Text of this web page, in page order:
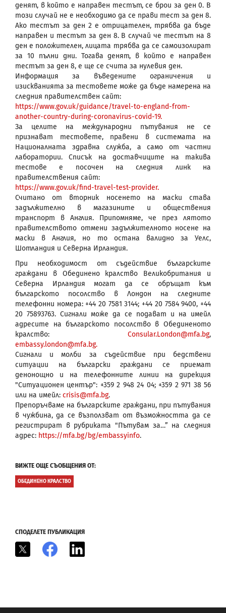
денят, в който е направен тестът, се брои за ден 0. В
този случай не е необходимо да се прави тест за ден 8.
Ако тестът за ден 2 е отрицателен, трябва да бъде
направен и тестът за ден 8. В случай че тестът на 8
ден е положителен, лицата трябва да се самоизолират
за 10 пълни дни. Тогава денят, в който е направен
тестът за ден 8, е ще се счита за нулевия ден.
Информация за въведените ограничения и
изискванията за тестовете може да бъде намерена на
следния правителствен сайт:
https://www.gov.uk/guidance/travel-to-england-from-
another-country-during-coronavirus-covid-19.
За целите на международни пътувания не се
признават тестовете, правени в системата на
Националната здравна служба, а само от частни
лаборатории. Списък на доставчиците на такива
тестове е посочен на следния линк на
правителствения сайт:
https://www.gov.uk/find-travel-test-provider.
Считано от вторник носенето на маски става
задължително в магазините и обществения
транспорт в Англия. Припомняме, че през лятото
правителството отмени задължителното носене на
маски в Англия, но то остана валидно за Уелс,
Шотландия и Северна Ирландия.
При необходимост от съдействие българските
граждани в Обединено кралство Великобритания и
Северна Ирландия могат да се обръщат към
българското посолство в Лондон на следните
телефонни номера: +44 20 7581 3144; +44 20 7584 9400, +44
20 75893763. Сигнали може да се подават и на имейл
адресите на българското посолство в Обединеното
кралство: Consular.London@mfa.bg,
embassy.london@mfa.bg.
Сигнали и молби за съдействие при бедствени
ситуации на български граждани се приемат
денонощно и на телефонните линии на дирекция
"Ситуационен център": +359 2 948 24 04; +359 2 971 38 56
или на имейл: crisis@mfa.bg.
Препоръчваме на българските граждани, при пътувания
в чужбина, да се възползват от възможността да се
регистрират в рубриката "Пътувам за…” на следния
адрес: https://mfa.bg/bg/embassyinfo.
ВИЖТЕ ОЩЕ СЪОБЩЕНИЯ ОТ:
ОБЕДИНЕНО КРАЛСТВО
СПОДЕЛЕТЕ ПУБЛИКАЦИЯ
Facebook